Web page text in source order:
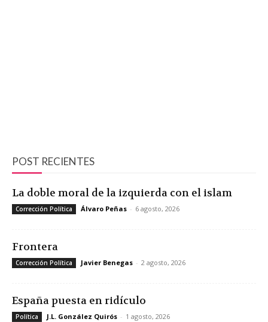
POST RECIENTES
La doble moral de la izquierda con el islam
Corrección Política Álvaro Peñas - 6 agosto, 2026
Frontera
Corrección Política Javier Benegas - 2 agosto, 2026
España puesta en ridículo
Política J.L. González Quirós - 1 agosto, 2026